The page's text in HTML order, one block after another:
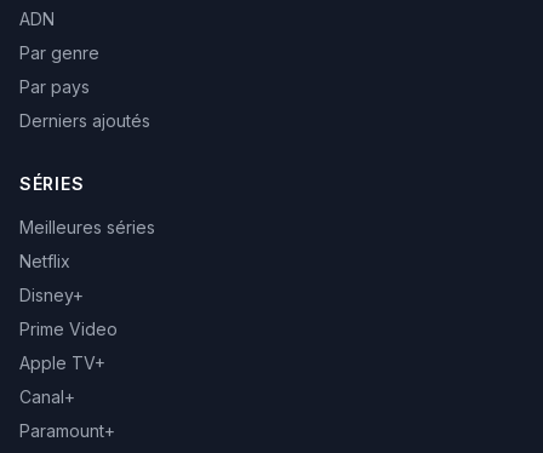
ADN
Par genre
Par pays
Derniers ajoutés
SÉRIES
Meilleures séries
Netflix
Disney+
Prime Video
Apple TV+
Canal+
Paramount+